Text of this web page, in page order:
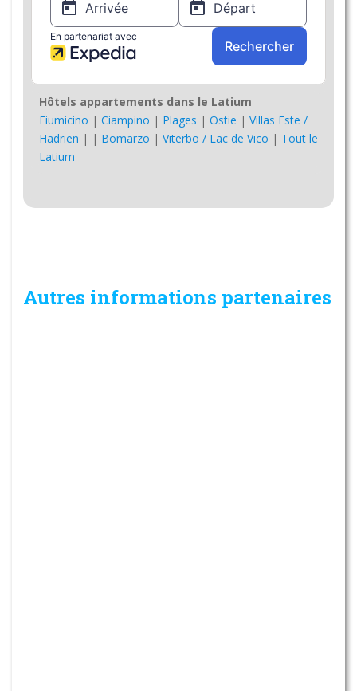
Hôtels appartements dans le Latium
Fiumicino | Ciampino | Plages | Ostie | Villas Este /
Hadrien | | Bomarzo | Viterbo / Lac de Vico | Tout le
Latium
Autres informations partenaires